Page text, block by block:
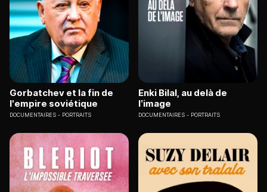
Gorbatchev et la fin de
l'empire soviétique
DOCUMENTAIRES PORTRAITS
Enki Bilal, au delà de
l’image
DOCUMENTAIRES PORTRAITS